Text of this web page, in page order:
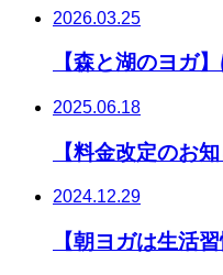
2026.03.25
【森と湖のヨガ
2025.06.18
【料金改定のお
2024.12.29
【朝ヨガは生活